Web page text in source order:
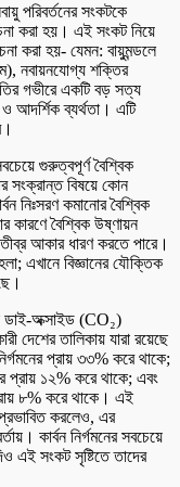
পরিবর্তনের সংকটকে
করা হয়। এই সংকট নিয়ে
করা হয়- যেমন: বায়ুমন্ডলে
নবায়নযোগ্য শক্তির
গভীরে একটি বড় সত্য
আদর্শিক ব্যর্থতা। এটি
গুরুত্বপূর্ণ বৈশ্বিক
সংক্রান্ত বিষয়ে কোন
নিঃসরণ কমানোর বৈশ্বিক
কারণে বৈশ্বিক উষ্ণায়ন
আকার ধারণ করতে পারে।
এখানে বিজ্ঞানের যৌক্তিক
ডাই-অক্সাইড (CO₂)
দেশের তালিকায় যারা রয়েছে
প্রায় ৩৩% করে থাকে;
প্রায় ১২% করে থাকে; এবং
৮% করে থাকে। এই
করলেও, এর
কার্বন নির্গমনের সবচেয়ে
এই সংকট সৃষ্টিতে তাদের